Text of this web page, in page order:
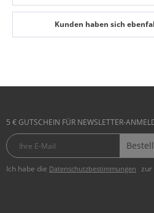
Kunden haben sich
5 € GUTSCHEIN FÜR NEWSLETTER-
Ich habe die Datenschutzbestimmungen zur